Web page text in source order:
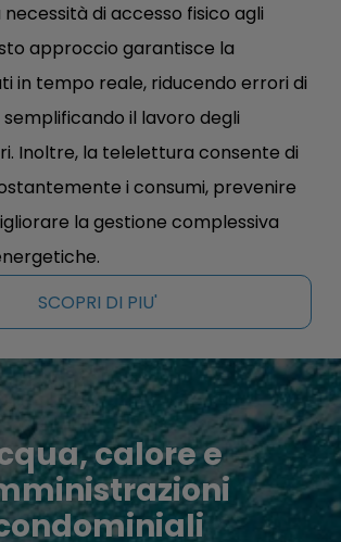
di accesso fisico agli
approccio garantisce la
in tempo reale, riducendo errori di
il lavoro degli
Inoltre, la telelettura consente di
i consumi, prevenire
la gestione complessiva
SCOPRI DI PIU'
calore e